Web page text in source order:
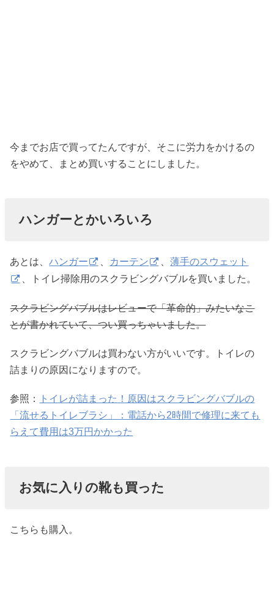
今までお店で買ってたんですが、そこに労力をかけるの
をやめて、まとめ買いすることにしました。
ハンガーとかいろいろ
あとは、ハンガー カーテン 、薄手のスウェット
、トイレ掃除用のスクラビングバブルを買いました。
スクラビングバブルはレビューで「革命的」みたいなこ
とが書かれていて、つい買っちゃいました。
スクラビングバブルは買わない方がいいです。トイレの
詰まりの原因になりますので。
参照：
トイレが詰まった！原因はスクラビングバブルの
「流せるトイレブラシ」：電話から2時間で修理に来ても
らえて費用は3万円かかった
お気に入りの靴も買った
こちらも購入。